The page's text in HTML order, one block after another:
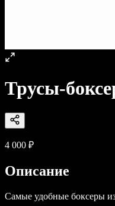
Трусы-
4 000 ₽
Описание
Самые удобные боксеры